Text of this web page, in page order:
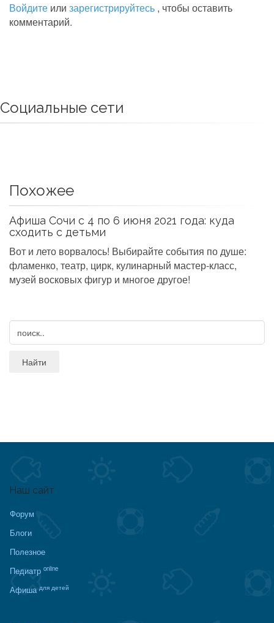
Войдите или зарегистрируйтесь , чтобы оставить
комментарий.
Социальные сети
Похожее
Афиша Сочи с 4 по 6 июня 2021 года: куда
сходить с детьми
Вот и лето ворвалось! Выбирайте события по душе:
фламенко, театр, цирк, кулинарный мастер-класс,
музей восковых фигур и многое другое!
Наш сайт
Форум
Блоги
Полезное
Педиатр online
Афиша для детей